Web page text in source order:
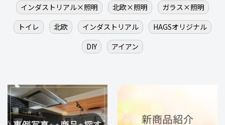
インダストリアル×照明
北欧×照明
ガラス×照明
トイレ
北欧 インダストリアル
HAGSオリジナル
DIY
アイアン